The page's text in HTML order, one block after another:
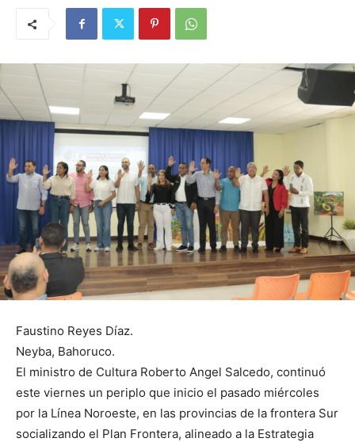
Faustino Reyes Díaz.
Neyba, Bahoruco.
El ministro de Cultura Roberto Angel Salcedo, continuó
este viernes un periplo que inicio el pasado miércoles
por la Línea Noroeste, en las provincias de la frontera Sur
socializando el Plan Frontera, alineado a la Estrategia